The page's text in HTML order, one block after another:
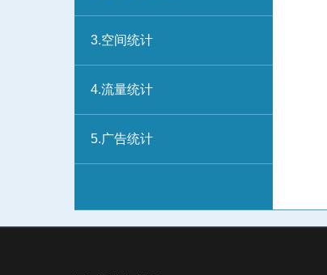
3.空间统计
4.流量统计
5.广告统计